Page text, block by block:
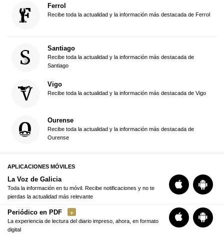
Ferrol
Recibe toda la actualidad y la información más destacada de Ferrol
Santiago
Recibe toda la actualidad y la información más destacada de
Santiago
Vigo
Recibe toda la actualidad y la información más destacada de Vigo
Ourense
Recibe toda la actualidad y la información más destacada de
Ourense
APLICACIONES MÓVILES
La Voz de Galicia
Toda la información en tu móvil. Recibe notificaciones y no te
pierdas la actualidad más relevante
Periódico en PDF
La experiencia de lectura del diario impreso, ahora, en formato
digital